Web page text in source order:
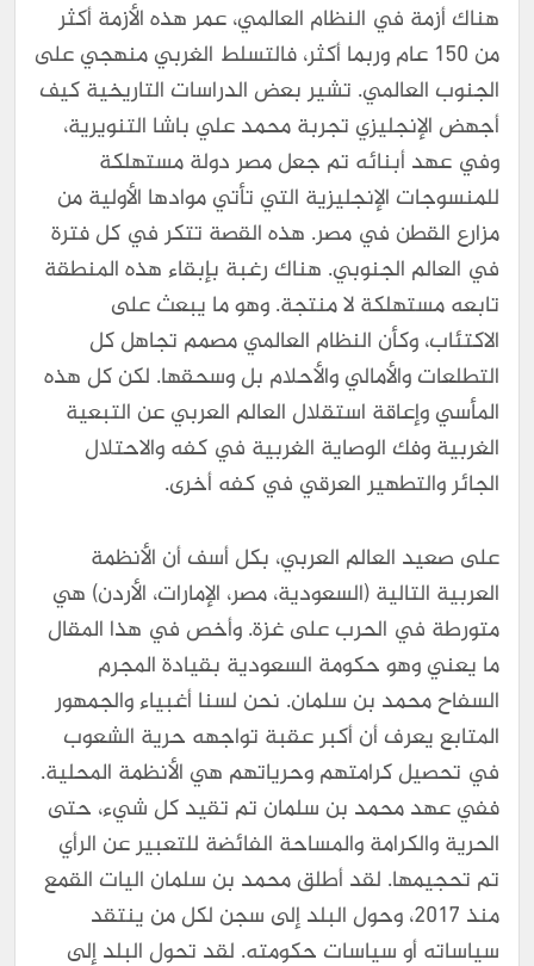
هناك أزمة في النظام العالمي، عمر هذه الأزمة أكثر
من ١٥٠ عام وربما أكثر، فالتسلط الغربي منهجي على
الجنوب العالمي. تشير بعض الدراسات التاريخية كيف
أجهض الإنجليزي تجربة محمد علي باشا التنويرية،
وفي عهد أبنائه تم جعل مصر دولة مستهلكة
للمنسوجات الإنجليزية التي تأتي موادها الأولية من
مزارع القطن في مصر. هذه القصة تتكر في كل فترة
في العالم الجنوبي. هناك رغبة بإبقاء هذه المنطقة
تابعه مستهلكة لا منتجة. وهو ما يبعث على
الاكتئاب، وكأن النظام العالمي مصمم تجاهل كل
التطلعات والأمالي والأحلام بل وسحقها. لكن كل هذه
المأسي وإعاقة استقلال العالم العربي عن التبعية
الغربية وفك الوصاية الغربية في كفه والاحتلال
الجائر والتطهير العرقي في كفه أخرى.
على صعيد العالم العربي، بكل أسف أن الأنظمة
العربية التالية (السعودية، مصر، الإمارات، الأردن) هي
متورطة في الحرب على غزة. وأخص في هذا المقال
ما يعني وهو حكومة السعودية بقيادة المجرم
السفاح محمد بن سلمان. نحن لسنا أغبياء والجمهور
المتابع يعرف أن أكبر عقبة تواجهه حرية الشعوب
في تحصيل كرامتهم وحرياتهم هي الأنظمة المحلية.
ففي عهد محمد بن سلمان تم تقيد كل شيء، حتى
الحرية والكرامة والمساحة الفائضة للتعبير عن الرأي
تم تحجيمها. لقد أطلق محمد بن سلمان اليات القمع
منذ ٢٠١٧، وحول البلد إلى سجن لكل من ينتقد
سياساته أو سياسات حكومته. لقد تحول البلد إلى